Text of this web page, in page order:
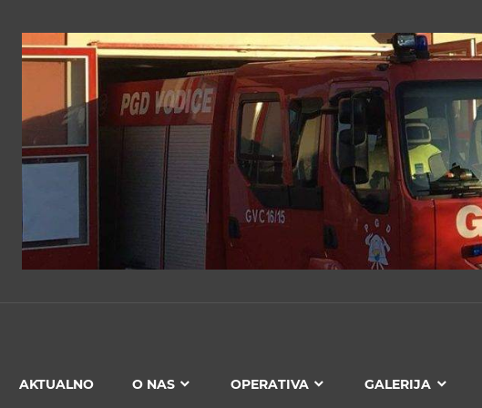
AKTUALNO O NAS OPERATIVA GALERIJA